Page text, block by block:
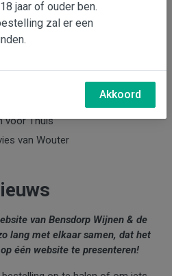
Info
& Bensdorp Wijnen
voor Thuis
van Wouter
van Bensdorp Wijnen & de
lang met elkaar samen, dat het
één website te presenteren!
jaar of ouder ben.
zal er een
Akkoord